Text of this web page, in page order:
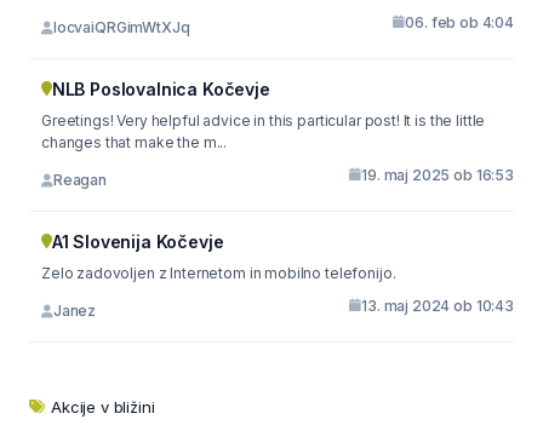
locvaiQRGimWtXJq 06. feb ob 4:04
NLB Poslovalnica Kočevje
Greetings! Very helpful advice in this particular post! It is the little
changes that make the m...
Reagan 19. maj 2025 ob 16:53
A1 Slovenija Kočevje
Zelo zadovoljen z Internetom in mobilno telefonijo.
Janez 13. maj 2024 ob 10:43
Akcije v bližini